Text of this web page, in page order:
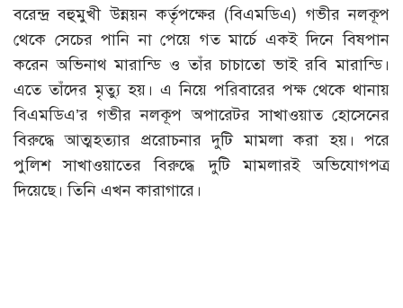
বরেন্দ্র বহুমুখী উন্নয়ন কর্তৃপক্ষের (বিএমডিএ) গভীর নলকূপ
থেকে সেচের পানি না পেয়ে গত মার্চে একই দিনে বিষপান
করেন অভিনাথ মারান্ডি ও তাঁর চাচাতো ভাই রবি মারান্ডি।
এতে তাঁদের মৃত্যু হয়। এ নিয়ে পরিবারের পক্ষ থেকে থানায়
বিএমডিএ’র গভীর নলকূপ অপারেটর সাখাওয়াত হোসেনের
বিরুদ্ধে আত্মহত্যার প্ররোচনার দুটি মামলা করা হয়। পরে
পুলিশ সাখাওয়াতের বিরুদ্ধে দুটি মামলারই অভিযোগপত্র
দিয়েছে। তিনি এখন কারাগারে।